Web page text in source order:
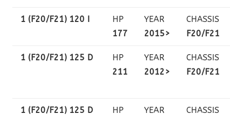
1 (F20/F21) 120 I
HP
177
YEAR
2015>
CHASSIS
F20/F21
1 (F20/F21) 125 D
HP
211
YEAR
2012>
CHASSIS
F20/F21
1 (F20/F21) 125 D
HP
YEAR
CHASSIS